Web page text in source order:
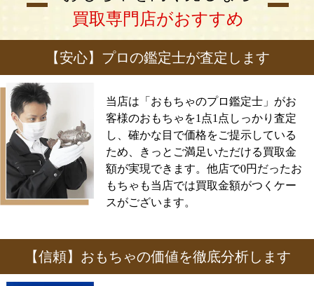
買取専門店がおすすめ
【安心】プロの鑑定士が査定します
当店は「おもちゃのプロ鑑定士」がお
客様のおもちゃを1点1点しっかり査定
し、確かな目で価格をご提示している
ため、きっとご満足いただける買取金
額が実現できます。他店で0円だったお
もちゃも当店では買取金額がつくケー
スがございます。
【信頼】おもちゃの価値を徹底分析します